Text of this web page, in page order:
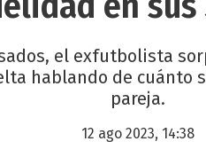
el exfutbolista
hablando de cuánto
pareja.
12 ago 2023, 14:38